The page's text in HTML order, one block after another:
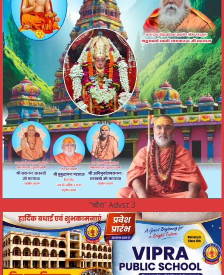
"चौरा' Advst 3